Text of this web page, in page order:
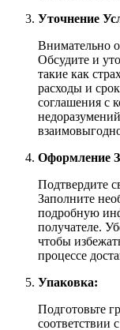
Уточнение
Внимательно
Обсудите и
такие как
расходы и
соглашения с
Оформление
Подтвердите
Заполните
подробную
получателе.
чтобы
процессе
Упаковка:
Подготовьте
соответствии